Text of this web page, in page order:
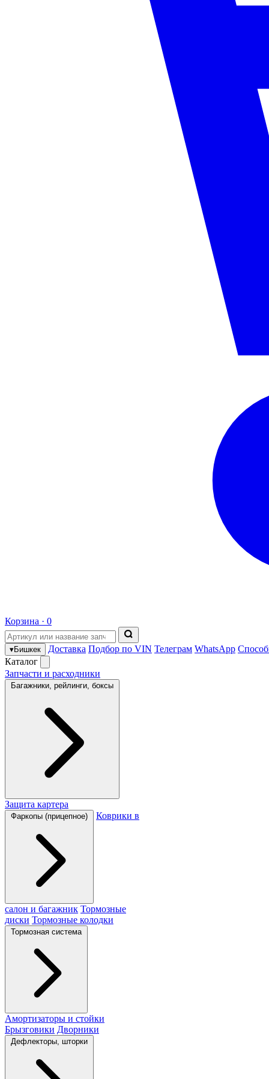
Корзина · 0
▾Бишкек Доставка Подбор по VIN Телеграм WhatsApp
Каталог
Запчасти и расходники
Багажники, рейлинги, боксы
Защита картера
Фаркопы (прицепное) Коврики в
салон и багажник Тормозные
диски Тормозные колодки
Тормозная система
Амортизаторы и стойки
Брызговики Дворники
Дефлекторы, шторки